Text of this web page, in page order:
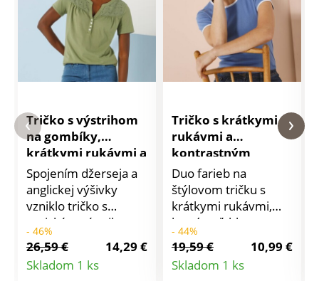
Tričko s výstrihom
na gombíky,
krátkymi rukávmi a
madeirou
Spojením džerseja a
anglickej výšivky
vzniklo tričko s
tuniským výstrihom.
Tuniský výstrih a
gombíková léga. Na
pleciach sedlo z
- 46%
26,59 €
14,29 €
Skladom 1 ks
Detail
Tričko s krátkymi
rukávmi a
kontrastným
lemom
Duo farieb na
štýlovom tričku s
krátkymi rukávmi,
ktoré sa ľahko
kombinuje. Ušité z
čistej bavlny príjemne
sa nosí. Okrúhly
- 44%
19,59 €
10,99 €
Skladom 1 ks
Detail